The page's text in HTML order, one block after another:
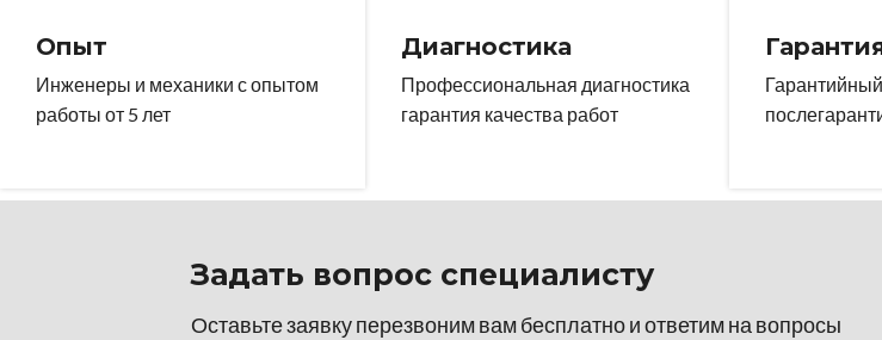
Опыт
Инженеры и механики с опытом
работы от 5 лет
Диагностика
Профессиональная диагностика
гарантия качества работ
Задать вопрос специалисту
Оставьте заявку перезвоним вам бесплатно и ответим на вопросы